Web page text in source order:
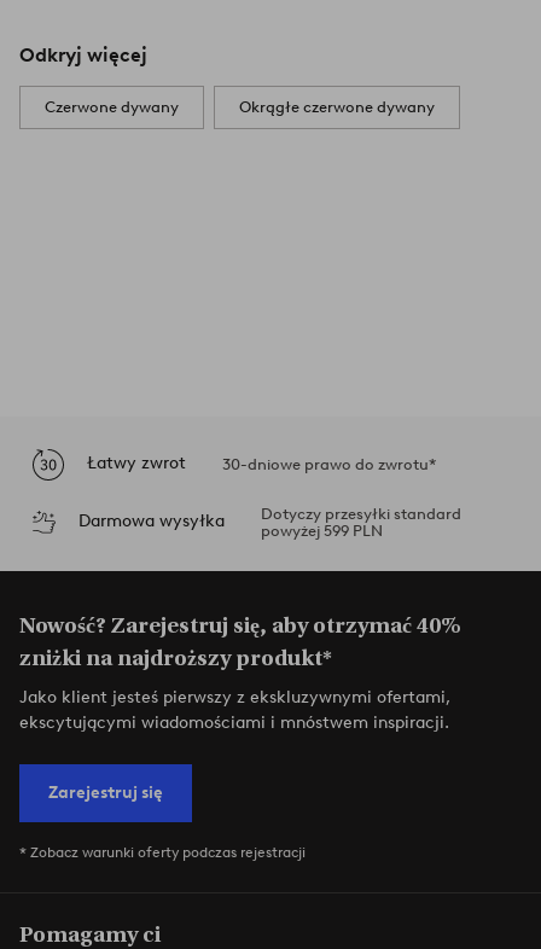
Odkryj więcej
Czerwone dywany Okrągłe czerwone dywany
Łatwy zwrot 30-dniowe prawo do zwrotu*
Darmowa wysyłka
Dotyczy przesyłki standard
powyżej 599 PLN
Nowość? Zarejestruj się, aby otrzymać 40%
zniżki na najdroższy produkt*
Jako klient jesteś pierwszy z ekskluzywnymi ofertami,
ekscytującymi wiadomościami i mnóstwem inspiracji.
Zarejestruj się
* Zobacz warunki oferty podczas rejestracji
Pomagamy ci